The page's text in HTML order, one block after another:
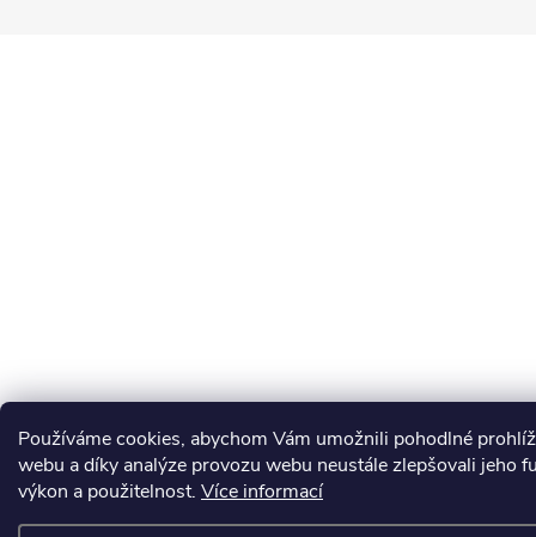
Používáme cookies, abychom Vám umožnili pohodlné
webu a díky analýze provozu webu neustále zlepšovali jeho
výkon a použitelnost. Více informací